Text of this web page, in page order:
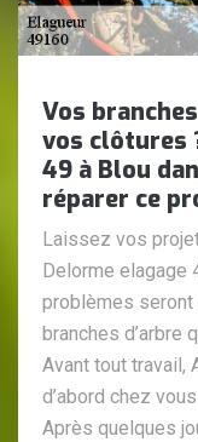
Vos
vos clôtures
49 à Blou
réparer ce
Laissez vos
Delorme elagage
problèmes
branches d’arbre
Avant tout travail,
d’abord chez
Après quelques